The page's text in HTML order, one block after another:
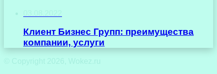
Клиент Бизнес Групп: преимущества
компании, услуги
© Copyright 2026, Wokez.ru